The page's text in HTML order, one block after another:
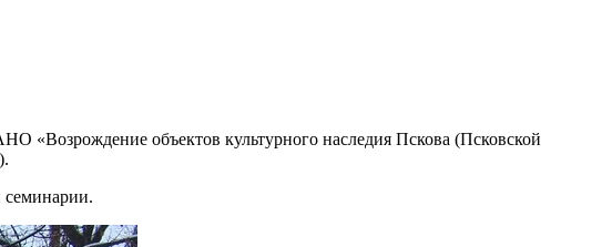
«Возрождение объектов культурного наследия Пскова (Псковской
семинарии.